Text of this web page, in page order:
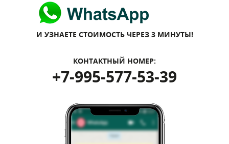
И УЗНАЕТЕ СТОИМОСТЬ ЧЕРЕЗ 3 МИНУТЫ!
КОНТАКТНЫЙ НОМЕР:
+7-995-577-53-39